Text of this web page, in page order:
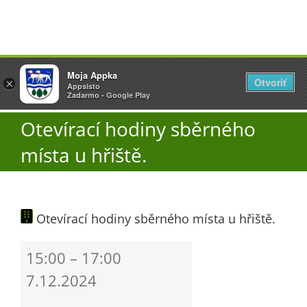
Přeskočit
na
obsah
Úřad
O obci
Aktuality
Otevírací hodiny sběrného
místa u hřiště.
Otevírací hodiny sběrného místa u hřiště.
hodiny
sběrného
15:00 – 17:00
7.12.2024
×
Vyžlovka
AppSisto
- In Google Play
Otevřít
×
Moja Appka
Appsisto
Zadarmo - Google Play
Otvoriť